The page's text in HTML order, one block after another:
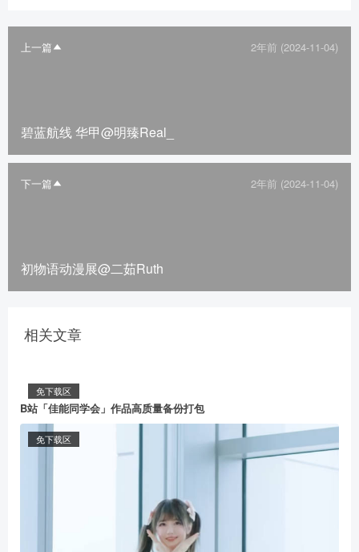
上一篇 2年前 (2024-11-04)
碧蓝航线 华甲@明臻Real_
下一篇 2年前 (2024-11-04)
初物语动漫展@二茹Ruth
相关文章
免下载区
B站「佳能同学会」作品高质量备份打包
免下载区